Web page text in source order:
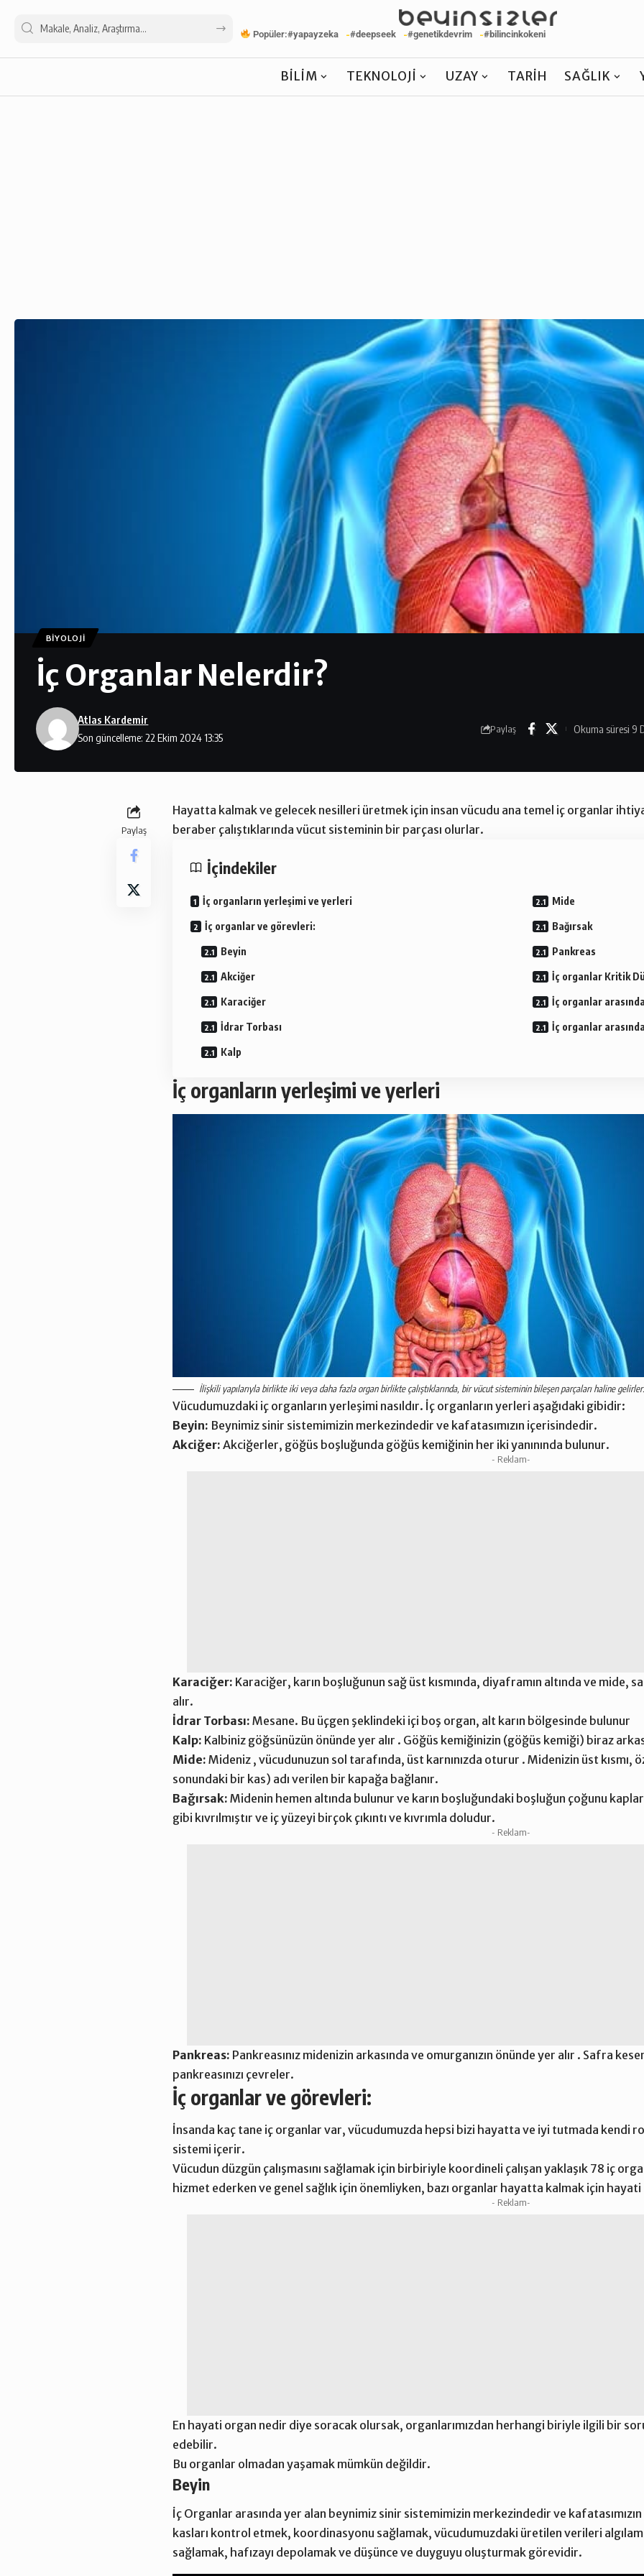
Popüler:#yapayzeka #deepseek #genetikdevrim #bilincinkokeni
BILIM TEKNOLOJI UZAY TARIH SAĞLIK
BIYOLOJI
İç Organlar Nelerdir?
Son güncelleme: 22 Ekim 2024 13:35
Atlas Kardemir
Paylaş Okuma süresi 9
Paylaş
Hayatta kalmak ve gelecek nesilleri üretmek için insan vücudu ana temel iç organlar
beraber çalıştıklarında vücut sisteminin bir parçası olurlar.
İçindekiler
İç organların yerleşimi ve yerleri
İç organlar ve görevleri:
Beyin
Akciğer
Karaciğer
İdrar Torbası
Kalp
Mide
Bağırsak
Pankreas
İç organlar Kritik
İç organlar
İç organlar
İç organların yerleşimi ve yerleri
İlişkili yapılarıyla birlikte iki veya daha fazla organ birlikte çalıştıklarında, bir vücut sisteminin bileşen parçaları haline gelirler.
Vücudumuzdaki iç organların yerleşimi nasıldır. İç organların yerleri aşağıdaki gibidir:
Beyin: Beynimiz sinir sistemimizin merkezindedir ve kafatasımızın içerisindedir.
Akciğer: Akciğerler, göğüs boşluğunda göğüs kemiğinin her iki yanınında bulunur.
- Reklam-
Karaciğer: Karaciğer, karın boşluğunun sağ üst kısmında, diyaframın altında ve mide,
alır.
İdrar Torbası: Mesane. Bu üçgen şeklindeki içi boş organ, alt karın bölgesinde bulunur
Kalp: Kalbiniz göğsünüzün önünde yer alır . Göğüs kemiğinizin (göğüs kemiği) biraz
Mide: Mideniz , vücudunuzun sol tarafında, üst karnınızda oturur . Midenizin üst
sonundaki bir kas) adı verilen bir kapağa bağlanır.
Bağırsak: Midenin hemen altında bulunur ve karın boşluğundaki boşluğun çoğunu
gibi kıvrılmıştır ve iç yüzeyi birçok çıkıntı ve kıvrımla doludur.
- Reklam-
Pankreas: Pankreasınız midenizin arkasında ve omurganızın önünde yer alır . Safra
pankreasınızı çevreler.
İç organlar ve görevleri:
İnsanda kaç tane iç organlar var, vücudumuzda hepsi bizi hayatta ve iyi tutmada kendi
sistemi içerir.
Vücudun düzgün çalışmasını sağlamak için birbiriyle koordineli çalışan yaklaşık 78 iç
hizmet ederken ve genel sağlık için önemliyken, bazı organlar hayatta kalmak için
- Reklam-
En hayati organ nedir diye soracak olursak, organlarımızdan herhangi biriyle ilgili bir
edebilir.
Bu organlar olmadan yaşamak mümkün değildir.
Beyin
İç Organlar arasında yer alan beynimiz sinir sistemimizin merkezindedir ve
kasları kontrol etmek, koordinasyonu sağlamak, vücudumuzdaki üretilen verileri
sağlamak, hafızayı depolamak ve düşünce ve duyguyu oluşturmak görevidir.